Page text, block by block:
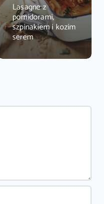
Lasagne z
pomidorami,
szpinakiem i kozim
serem